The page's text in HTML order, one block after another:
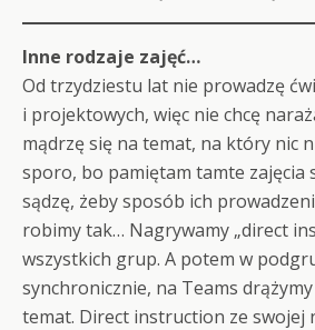
Inne rodzaje zajęć…
Od trzydziestu lat nie prowadzę
i projektowych, więc nie chcę
mądrzę się na temat, na który nic
sporo, bo pamiętam tamte zajęcia
sądzę, żeby sposób ich
robimy tak… Nagrywamy „direct
wszystkich grup. A potem w
synchronicznie, na Teams
temat. Direct instruction ze swojej